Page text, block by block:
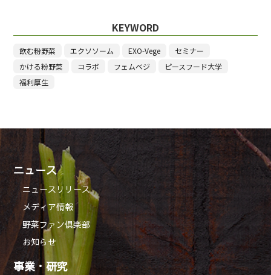
KEYWORD
飲む粉野菜 エクソソーム EXO-Vege
セミナー
かける粉野菜
コラボ フェムベジ
ピースフード大学
福利厚生
ニュース
ニュースリリース
メディア情報
野菜ファン倶楽部
お知らせ
事業・研究